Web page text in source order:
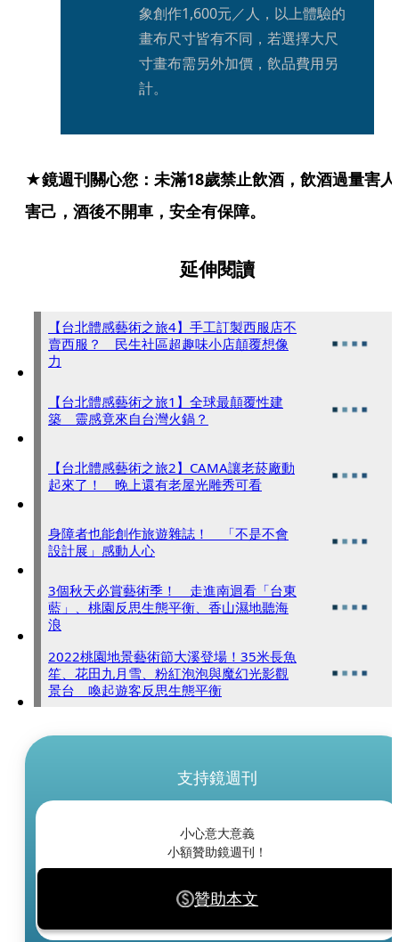
象創作1,600元／人，以上體驗的
畫布尺寸皆有不同，若選擇大尺
寸畫布需另外加價，飲品費用另
計。
★鏡週刊關心您：未滿18歲禁止飲酒，飲酒過量害人
害己，酒後不開車，安全有保障。
延伸閱讀
【台北體感藝術之旅4】手工訂製西服店不
賣西服？ 民生社區超趣味小店顛覆想像
力
【台北體感藝術之旅1】全球最顛覆性建
築 靈感竟來自台灣火鍋？
【台北體感藝術之旅2】CAMA讓老菸廠動
起來了！ 晚上還有老屋光雕秀可看
身障者也能創作旅遊雜誌！ 「不是不會
設計展」感動人心
3個秋天必賞藝術季！ 走進南迴看「台東
藍」、桃園反思生態平衡、香山濕地聽海
浪
2022桃園地景藝術節大溪登場！35米長魚
笙、花田九月雪、粉紅泡泡與魔幻光影觀
景台 喚起遊客反思生態平衡
支持鏡週刊
小心意大意義
小額贊助鏡週刊！
贊助本文